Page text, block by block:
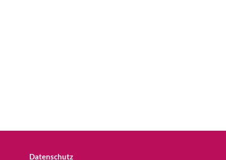
Datenschutz